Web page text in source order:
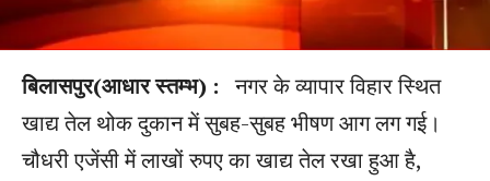
बिलासपुर(आधार स्तम्भ) : नगर के व्यापार विहार स्थित
खाद्य तेल थोक दुकान में सुबह-सुबह भीषण आग लग गई।
चौधरी एजेंसी में लाखों रुपए का खाद्य तेल रखा हुआ है,